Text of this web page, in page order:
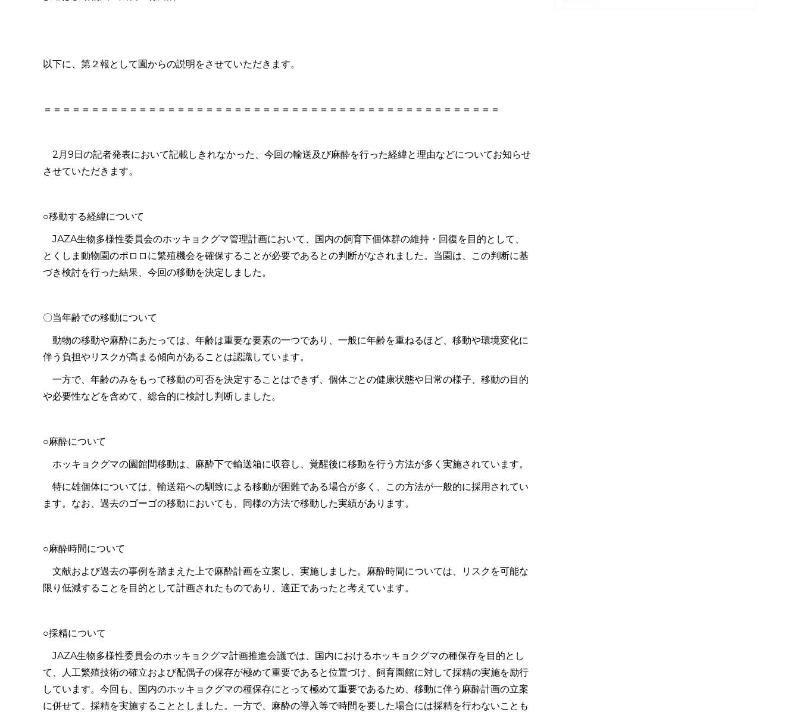
以下に、第２報として園からの説明をさせていただきます。
＝＝＝＝＝＝＝＝＝＝＝＝＝＝＝＝＝＝＝＝＝＝＝＝＝＝＝＝＝＝＝＝＝＝＝＝＝＝＝＝＝＝＝＝＝＝＝＝
2月9日の記者発表において記載しきれなかった、今回の輸送及び麻酔を行った経緯と理由などについてお知らせ
させていただきます。
○移動する経緯について
JAZA生物多様性委員会のホッキョクグマ管理計画において、国内の飼育下個体群の維持・回復を目的として、
とくしま動物園のポロロに繁殖機会を確保することが必要であるとの判断がなされました。当園は、この判断に基
づき検討を行った結果、今回の移動を決定しました。
〇当年齢での移動について
動物の移動や麻酔にあたっては、年齢は重要な要素の一つであり、一般に年齢を重ねるほど、移動や環境変化に
伴う負担やリスクが高まる傾向があることは認識しています。
一方で、年齢のみをもって移動の可否を決定することはできず、個体ごとの健康状態や日常の様子、移動の目的
や必要性などを含めて、総合的に検討し判断しました。
○麻酔について
ホッキョクグマの園館間移動は、麻酔下で輸送箱に収容し、覚醒後に移動を行う方法が多く実施されています。
特に雄個体については、輸送箱への馴致による移動が困難である場合が多く、この方法が一般的に採用されてい
ます。なお、過去のゴーゴの移動においても、同様の方法で移動した実績があります。
○麻酔時間について
文献および過去の事例を踏まえた上で麻酔計画を立案し、実施しました。麻酔時間については、リスクを可能な
限り低減することを目的として計画されたものであり、適正であったと考えています。
○採精について
JAZA生物多様性委員会のホッキョクグマ計画推進会議では、国内におけるホッキョクグマの種保存を目的とし
て、人工繁殖技術の確立および配偶子の保存が極めて重要であると位置づけ、飼育園館に対して採精の実施を励行
しています。今回も、国内のホッキョクグマの種保存にとって極めて重要であるため、移動に伴う麻酔計画の立案
に併せて、採精を実施することとしました。一方で、麻酔の導入等で時間を要した場合には採精を行わないことも